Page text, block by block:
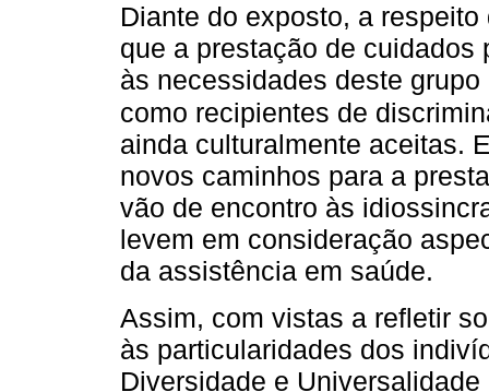
Diante do exposto, a
que a prestação de
às necessidades deste
como recipientes de
ainda culturalmente aceitas.
novos caminhos para a
vão de encontro às
levem em consideração
da assistência em saúde.
Assim, com vistas a refletir
às particularidades dos
Diversidade e